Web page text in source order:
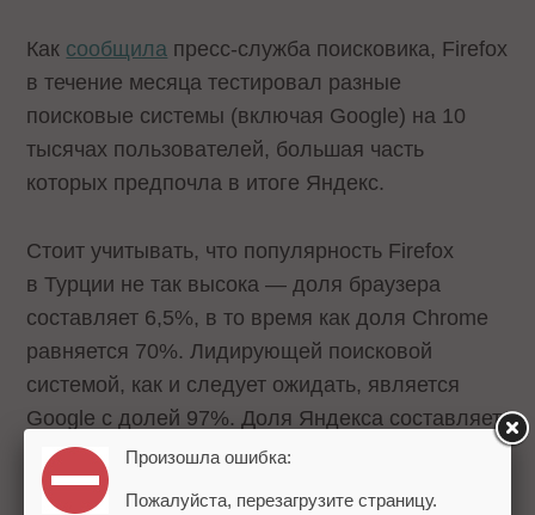
Как сообщила пресс-служба поисковика, Firefox
в течение месяца тестировал разные
поисковые системы (включая Google) на 10
тысячах пользователей, большая часть
которых предпочла в итоге Яндекс.
Стоит учитывать, что популярность Firefox
в Турции не так высока — доля браузера
составляет 6,5%, в то время как доля Chrome
равняется 70%. Лидирующей поисковой
системой, как и следует ожидать, является
Google с долей 97%. Доля Яндекса составляет
1,5%.
Произошла ошибка:
Пожалуйста, перезагрузите страницу.